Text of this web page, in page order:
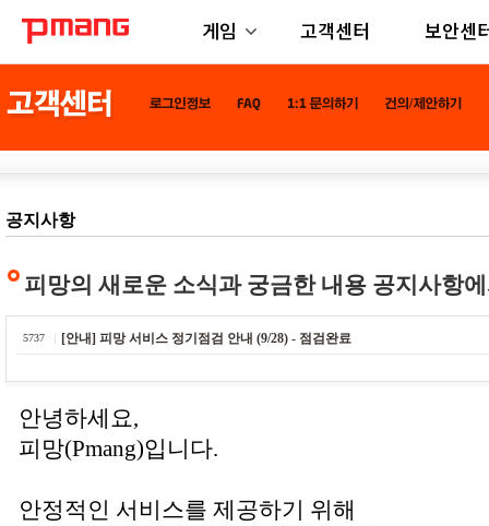
게임 고객센터 보안센
공지사항
피망의 새로운 소식과 궁금한 내용 공지사항
5737 [안내] 피망 서비스 정기점검 안내 (9/28) - 점검완료
안녕하세요,
피망(Pmang)입니다.
안정적인 서비스를 제공하기 위해